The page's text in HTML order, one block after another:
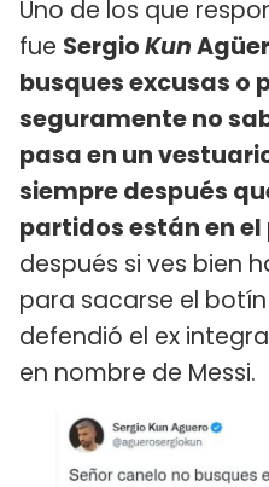
Uno de los que
fue SergioKun
busques excusas o
seguramente no
pasa en un
siempre después
partidos están en el
después si ves bien
para sacarse el
defendió el ex
en nombre de Messi.